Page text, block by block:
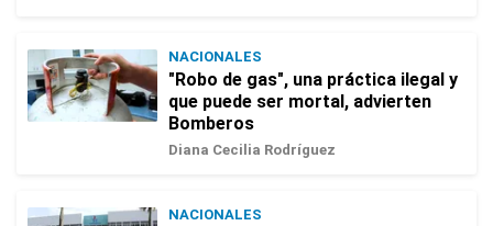
NACIONALES
"Robo de gas", una práctica ilegal y
que puede ser mortal, advierten
Bomberos
Diana Cecilia Rodríguez
NACIONALES